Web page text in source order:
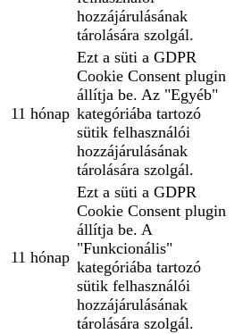
hozzájárulásának
tárolására szolgál.
11 hónap
Ezt a süti a GDPR
Cookie Consent plugin
állítja be. Az "Egyéb"
kategóriába tartozó
sütik felhasználói
hozzájárulásának
tárolására szolgál.
11 hónap
Ezt a süti a GDPR
Cookie Consent plugin
állítja be. A
"Funkcionális"
kategóriába tartozó
sütik felhasználói
hozzájárulásának
tárolására szolgál.